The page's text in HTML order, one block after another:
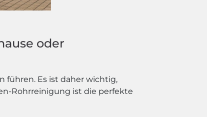
oder
führen. Es ist daher wichtig,
Rohrreinigung ist die perfekte